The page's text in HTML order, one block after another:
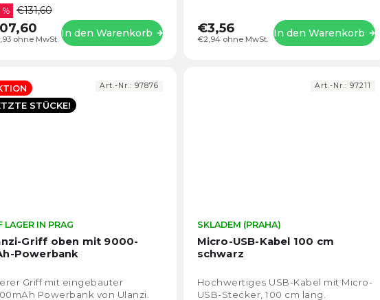
ohne MwSt.
% €131,60
In den Warenkorb
der Marke...
€2,94 ohne MwSt.
€3,56 In den Warenkorb
STÜCKE!
Griff oben mit 9000-
Powerbank
durchschnittliche
Produktbewertung
LAGER IN PRAG
Griff mit eingebauter
Powerbank von Ulanzi.
Art.-Nr.: 97876
Micro-USB-Kabel 100 cm
schwarz
SKLADEM (PRAHA)
Hochwertiges USB-Kabel mit Micro-
USB-Stecker, 100 cm lang.
Art.-Nr.:97211